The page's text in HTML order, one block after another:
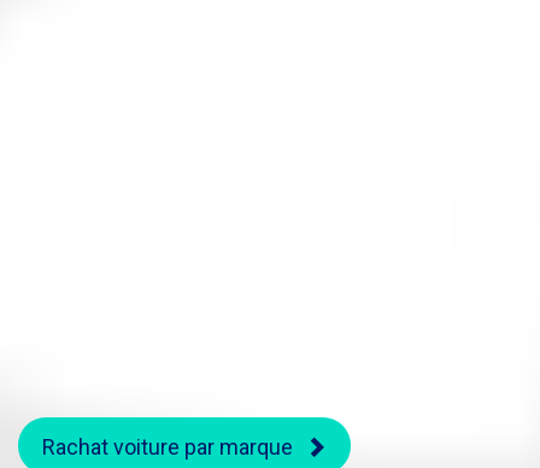
Rachat voiture par marque